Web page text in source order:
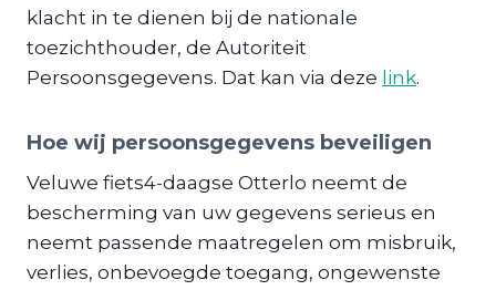
klacht in te dienen bij de nationale
toezichthouder, de Autoriteit
Persoonsgegevens. Dat kan via deze link.
Hoe wij persoonsgegevens beveiligen
Veluwe fiets4-daagse Otterlo neemt de
bescherming van uw gegevens serieus en
neemt passende maatregelen om misbruik,
verlies, onbevoegde toegang, ongewenste